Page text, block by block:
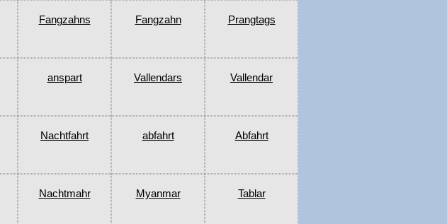
Fangzahns Fangzahn Prangtags
anspart Vallendars Vallendar
Nachtfahrt abfahrt Abfahrt
Nachtmahr Myanmar Tablar